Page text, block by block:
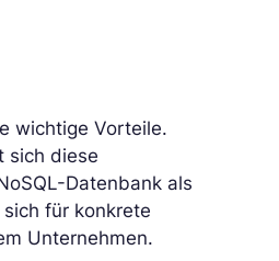
wichtige Vorteile.
sich diese
Datenbank als
für konkrete
Unternehmen.